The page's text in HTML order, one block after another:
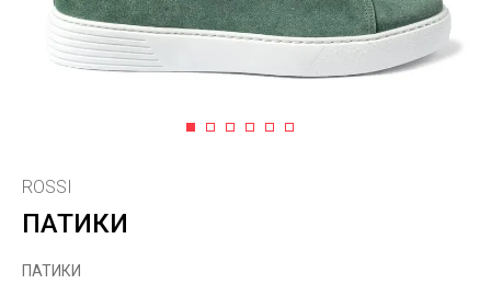
1 2 3 4 5 6
ROSSI
ПАТИКИ
ПАТИКИ